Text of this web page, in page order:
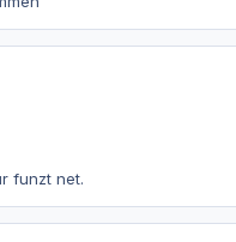
funzt net.